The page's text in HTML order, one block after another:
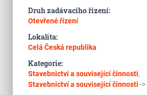
Druh zadávacího řízení:
Otevřené řízení
Lokalita:
Celá Česká republika
Kategorie:
Stavebnictví a související činnosti,
Stavebnictví a související činnosti ->